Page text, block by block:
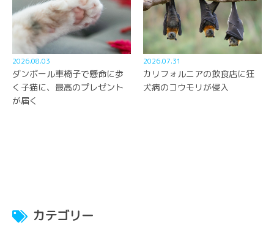
2026.08.03
ダンボール車椅子で懸命に歩
く子猫に、最高のプレゼント
が届く
2026.07.31
カリフォルニアの飲食店に狂
犬病のコウモリが侵入
カテゴリー